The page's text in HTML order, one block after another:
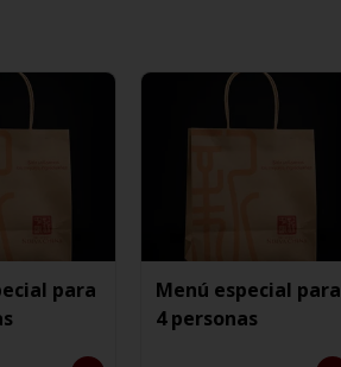
para
Menú especial para
4 personas